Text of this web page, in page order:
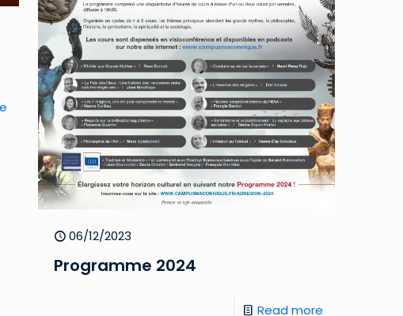
06/12/2023
Programme 2024
Read more